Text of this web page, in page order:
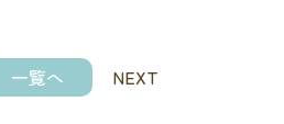
一覧へ NEXT